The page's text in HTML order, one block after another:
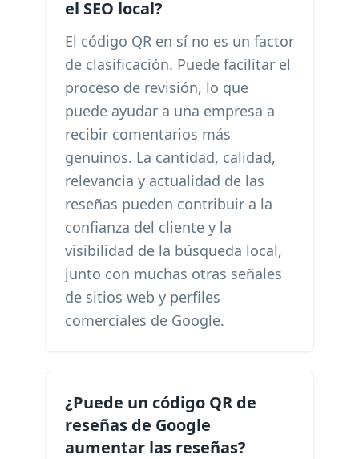
el SEO local?
El código QR en sí no es un factor
de clasificación. Puede facilitar el
proceso de revisión, lo que
puede ayudar a una empresa a
recibir comentarios más
genuinos. La cantidad, calidad,
relevancia y actualidad de las
reseñas pueden contribuir a la
confianza del cliente y la
visibilidad de la búsqueda local,
junto con muchas otras señales
de sitios web y perfiles
comerciales de Google.
¿Puede un código QR de
reseñas de Google
aumentar las reseñas?